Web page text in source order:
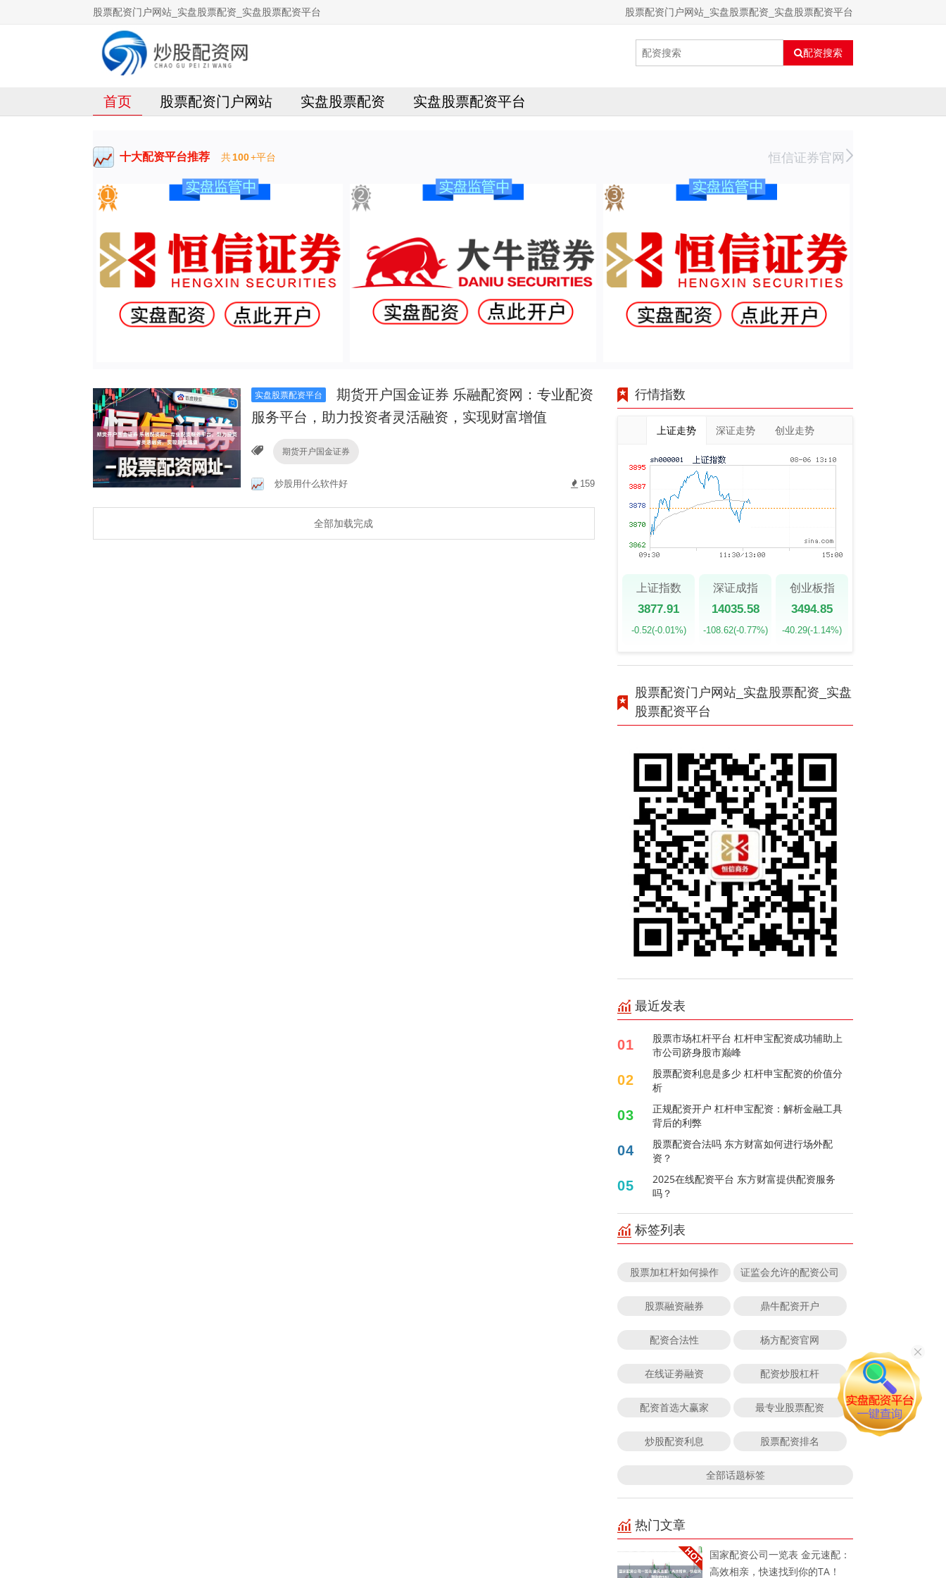
股票配资门户网站_实盘股票配资_实盘股票配资平台 股票配资门户网站_实盘股票配资_实盘股票配资平台
配资搜索
首页 股票配资门户网站 实盘股票配资 实盘股票配资平台
十大配资平台推荐 共100+平台 恒信证券官网
实盘股票配资平台
期货开户国金证券 乐融配资网：专业配资
服务平台，助力投资者灵活融资，实现财富增值
期货开户国金证券
炒股用什么软件好 159
全部加载完成
行情指数
上证走势 深证走势 创业走势
上证指数
3877.91
-0.52(-0.01%)
深证成指
14035.58
-108.62(-0.77%)
创业板指
3494.85
-40.29(-1.14%)
股票配资门户网站_实盘股票配资_实盘
股票配资平台
最近发表
01
股票市场杠杆平台 杠杆申宝配资成功辅助上
市公司跻身股市巅峰
02
股票配资利息是多少 杠杆申宝配资的价值分
析
03
正规配资开户 杠杆申宝配资：解析金融工具
背后的利弊
04
股票配资合法吗 东方财富如何进行场外配
资？
05
2025在线配资平台 东方财富提供配资服务
吗？
标签列表
股票加杠杆如何操作 证监会允许的配资公司
股票融资融券 鼎牛配资开户
配资合法性 杨方配资官网
在线证劵融资 配资炒股杠杆
配资首选大赢家 最专业股票配资
炒股配资利息 股票配资排名
全部话题标签
热门文章
国家配资公司一览表 金元速配：
高效相亲，快速找到你的TA！